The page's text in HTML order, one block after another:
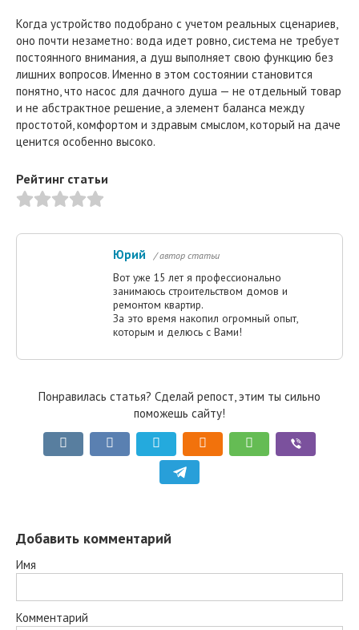
Когда устройство подобрано с учетом реальных сценариев,
оно почти незаметно: вода идет ровно, система не требует
постоянного внимания, а душ выполняет свою функцию без
лишних вопросов. Именно в этом состоянии становится
понятно, что насос для дачного душа — не отдельный товар
и не абстрактное решение, а элемент баланса между
простотой, комфортом и здравым смыслом, который на даче
ценится особенно высоко.
Рейтинг статьи
Юрий / автор статьи
Вот уже 15 лет я профессионально
занимаюсь строительством домов и
ремонтом квартир.
За это время накопил огромный опыт,
которым и делюсь с Вами!
Понравилась статья? Сделай репост, этим ты сильно
поможешь сайту!
Добавить комментарий
Имя
Комментарий